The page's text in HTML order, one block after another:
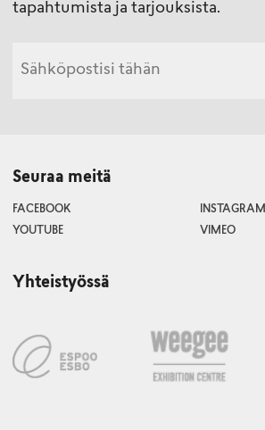
tapahtumista ja tarjouksista.
Seuraa meitä
FACEBOOK
INSTAGRAM
YOUTUBE
VIMEO
Yhteistyössä